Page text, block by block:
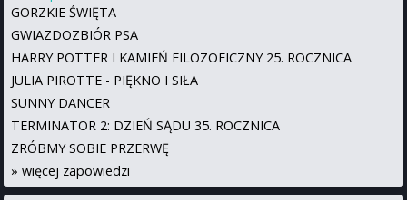
GORZKIE ŚWIĘTA
GWIAZDOZBIÓR PSA
HARRY POTTER I KAMIEŃ FILOZOFICZNY 25. ROCZNICA
JULIA PIROTTE - PIĘKNO I SIŁA
SUNNY DANCER
TERMINATOR 2: DZIEŃ SĄDU 35. ROCZNICA
ZRÓBMY SOBIE PRZERWĘ
» więcej zapowiedzi